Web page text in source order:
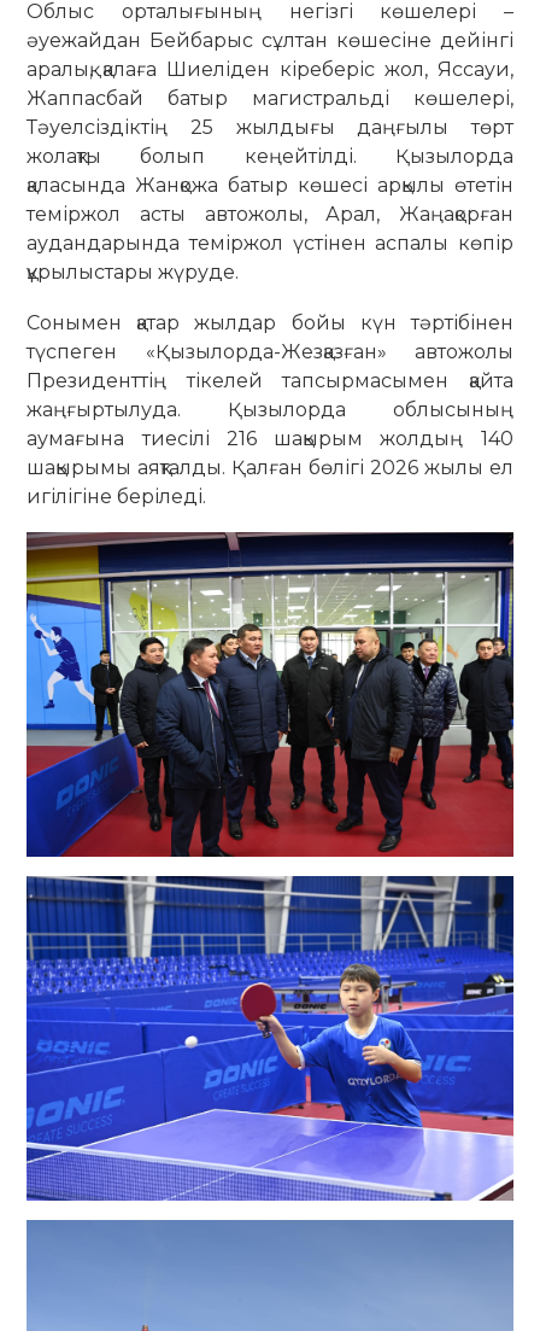
Облыс орталығының негізгі көшелері –
әуежайдан Бейбарыс сұлтан көшесіне дейінгі
аралық, қалаға Шиеліден кіреберіс жол, Яссауи,
Жаппасбай батыр магистральді көшелері,
Тәуелсіздіктің 25 жылдығы даңғылы төрт
жолақты болып кеңейтілді. Қызылорда
қаласында Жанқожа батыр көшесі арқылы өтетін
теміржол асты автожолы, Арал, Жаңақорған
аудандарында теміржол үстінен аспалы көпір
құрылыстары жүруде.
Сонымен қатар жылдар бойы күн тәртібінен
түспеген «Қызылорда-Жезқазған» автожолы
Президенттің тікелей тапсырмасымен қайта
жаңғыртылуда. Қызылорда облысының
аумағына тиесілі 216 шақырым жолдың 140
шақырымы аяқталды. Қалған бөлігі 2026 жылы ел
игілігіне беріледі.